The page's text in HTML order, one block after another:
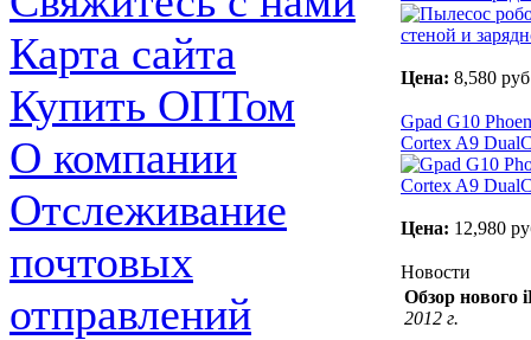
Карта сайта
Купить ОПТом
О компании
Отслеживание
почтовых
отправлений
Цена: 8,580
Gpad G10
Cortex A9
Цена: 12,980
Новости
Обзор нового
2012 г.